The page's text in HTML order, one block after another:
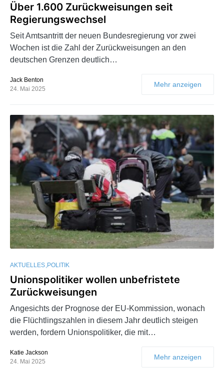
Über 1.600 Zurückweisungen seit
Regierungswechsel
Seit Amtsantritt der neuen Bundesregierung vor zwei
Wochen ist die Zahl der Zurückweisungen an den
deutschen Grenzen deutlich…
Jack Benton
24. Mai 2025
Mehr anzeigen
AKTUELLES POLITIK
Unionspolitiker wollen unbefristete
Zurückweisungen
Angesichts der Prognose der EU-Kommission, wonach
die Flüchtlingszahlen in diesem Jahr deutlich steigen
werden, fordern Unionspolitiker, die mit…
Katie Jackson
24. Mai 2025
Mehr anzeigen